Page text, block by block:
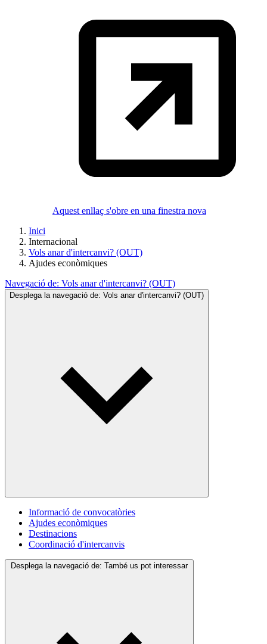
Aquest enllaç s'obre en una finestra nova
Inici
Internacional
Vols anar d'intercanvi? (OUT)
Ajudes econòmiques
Navegació de: Vols anar d'intercanvi? (OUT)
Desplega la navegació de: Vols anar d'intercanvi? (OUT)
Informació de convocatòries
Ajudes econòmiques
Destinacions
Coordinació d'intercanvis
Desplega la navegació de: També us pot interessar